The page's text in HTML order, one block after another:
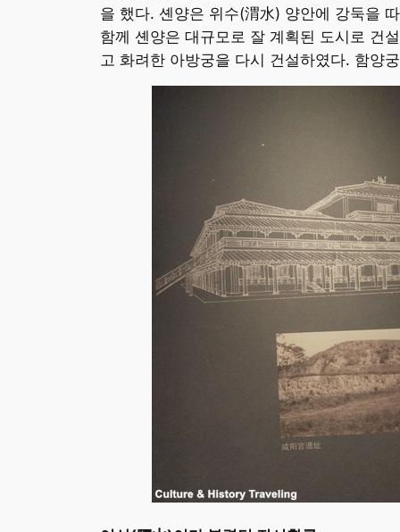
을 했다. 셴양은 위수(渭水) 양안에 강둑을
함께 셴양은 대규모로 잘 계획된 도시로 건
고 화려한 아방궁을 다시 건설하였다. 함양